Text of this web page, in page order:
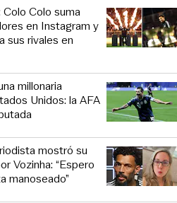
Colo suma
en Instagram y
sus rivales en
millonaria
Unidos: la AFA
mostró su
Vozinha: “Espero
manoseado”